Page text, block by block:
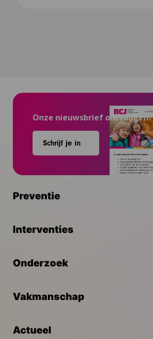
Onze nieuwsbrief ontvangen?
Schrijf je in
Preventie
Interventies
Onderzoek
Vakmanschap
Actueel